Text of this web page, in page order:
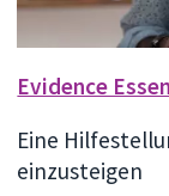
Evidence
Eine
einzusteigen